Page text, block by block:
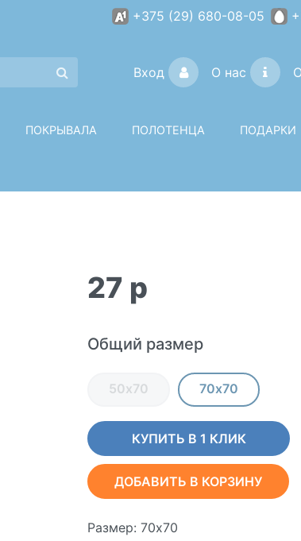
+375 (29) 680-08-05
Вход О нас
ПОКРЫВАЛА ПОЛОТЕНЦА ПОДАРКИ
27 p
Общий размер
50х70 70х70
КУПИТЬ В 1 КЛИК
ДОБАВИТЬ В КОРЗИНУ
Размер: 70х70